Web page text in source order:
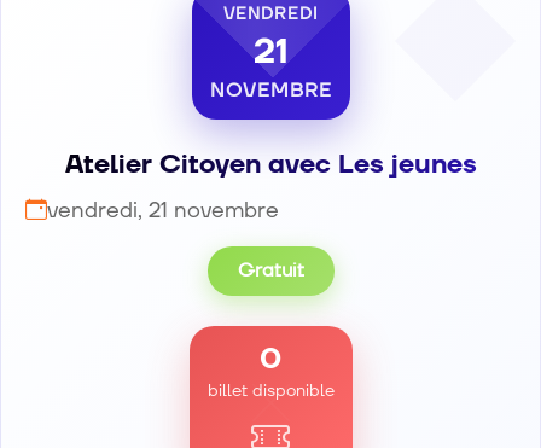
VENDREDI
21
NOVEMBRE
Atelier Citoyen avec Les jeunes
vendredi, 21 novembre
Gratuit
0
billet disponible